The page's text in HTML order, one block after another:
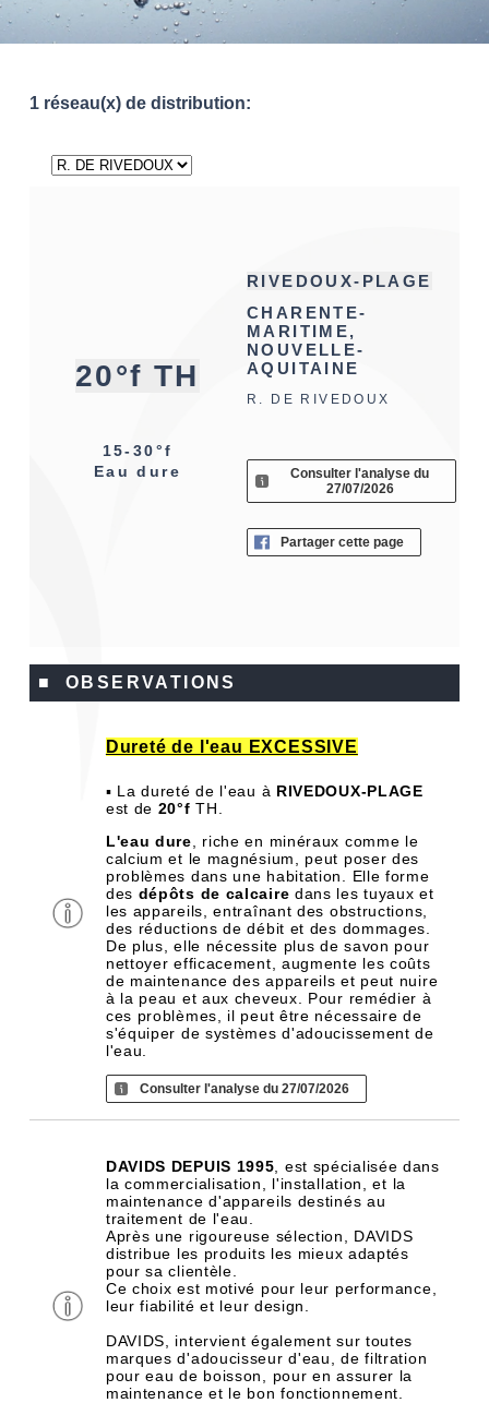
1 réseau(x) de distribution:
20°f TH
15-30°f
Eau dure
RIVEDOUX-PLAGE
CHARENTE-
MARITIME,
NOUVELLE-
AQUITAINE
R. DE RIVEDOUX
Consulter l'analyse du
27/07/2026
Partager cette page
■ OBSERVATIONS
Dureté de l'eau EXCESSIVE
▪ La dureté de l'eau à RIVEDOUX-PLAGE
est de 20°f TH.
L'eau dure , riche en minéraux comme le
calcium et le magnésium, peut poser des
problèmes dans une habitation. Elle forme
des dépôts de calcaire dans les tuyaux et
les appareils, entraînant des obstructions,
des réductions de débit et des dommages.
De plus, elle nécessite plus de savon pour
nettoyer efficacement, augmente les coûts
de maintenance des appareils et peut nuire
à la peau et aux cheveux. Pour remédier à
ces problèmes, il peut être nécessaire de
s'équiper de systèmes d'adoucissement de
l'eau.
Consulter l'analyse du 27/07/2026
DAVIDS DEPUIS 1995 , est spécialisée dans
la commercialisation, l'installation, et la
maintenance d'appareils destinés au
traitement de l'eau.
Après une rigoureuse sélection, DAVIDS
distribue les produits les mieux adaptés
pour sa clientèle.
Ce choix est motivé pour leur performance,
leur fiabilité et leur design.
DAVIDS, intervient également sur toutes
marques d'adoucisseur d'eau, de filtration
pour eau de boisson, pour en assurer la
maintenance et le bon fonctionnement.